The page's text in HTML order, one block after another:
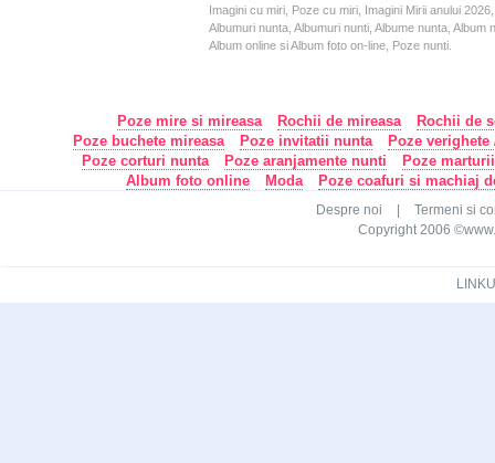
Imagini cu miri, Poze cu miri, Imagini Mirii anului
Albumuri nunta, Albumuri nunti, Albume nunta,
Album online si Album foto on-line, Poze nunti.
Poze mire si mireasa Rochii de mireasa
Rochii de
Poze buchete mireasa
Poze invitatii nunta
Poze
Poze corturi nunta
Poze aranjamente nunti
Poze
Album foto online
Moda Poze coafuri si machiaj
Despre noi
Termeni si
Copyright 2006